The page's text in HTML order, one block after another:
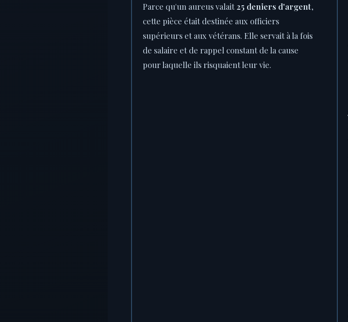
Parce qu'un aureus valait25 deniers d'argent,
cette pièce était destinée aux officiers
supérieurs et aux vétérans. Elle servait à la fois
de salaire et de rappel constant de la cause
pour laquelle ils risquaient leur vie.